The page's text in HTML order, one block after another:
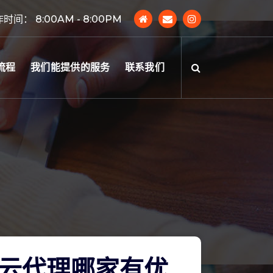
时间： 8:00AM - 8:00PM
程 我们能提供的服务 联系我们